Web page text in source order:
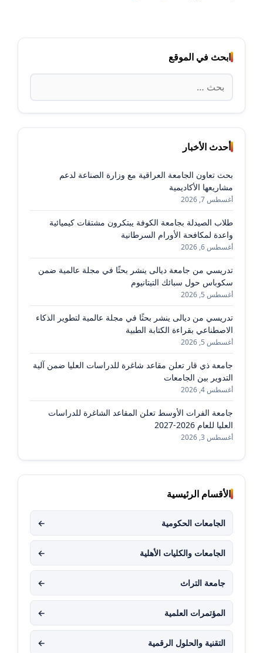
ابحث في الموقع
البحث
عن:
أحدث الأخبار
بحث تعاون الجامعة العراقية مع وزارة الصناعة لدعم
مشاريعها الأكاديمية
أغسطس 7, 2026
طلاب الصيدلة بجامعة الكوفة يبتكرون مشتقات كيميائية
واعدة لمكافحة الأورام السرطانية
أغسطس 6, 2026
تدريسي من جامعة ديالى ينشر بحثًا في مجلة عالمية ضمن
سكوباس حول سبائك التيتانيوم
أغسطس 5, 2026
تدريسي من ديالى ينشر بحثًا في مجلة عالمية لتطوير الذكاء
الاصطناعي بقراءة الكتابة الطبية
أغسطس 5, 2026
جامعة ذي قار تعلن مقاعد شاغرة للدراسات العليا ضمن آلية
التدوير بين الجامعات
أغسطس 4, 2026
جامعة الفرات الأوسط تعلن المقاعد الشاغرة للدراسات
العليا للعام 2026-2027
أغسطس 3, 2026
الأقسام الرئيسية
الجامعات الحكومية ←
الجامعات والكليات الأهلية ←
جامعة التراث ←
المؤتمرات العلمية ←
التقنية والحلول الرقمية ←